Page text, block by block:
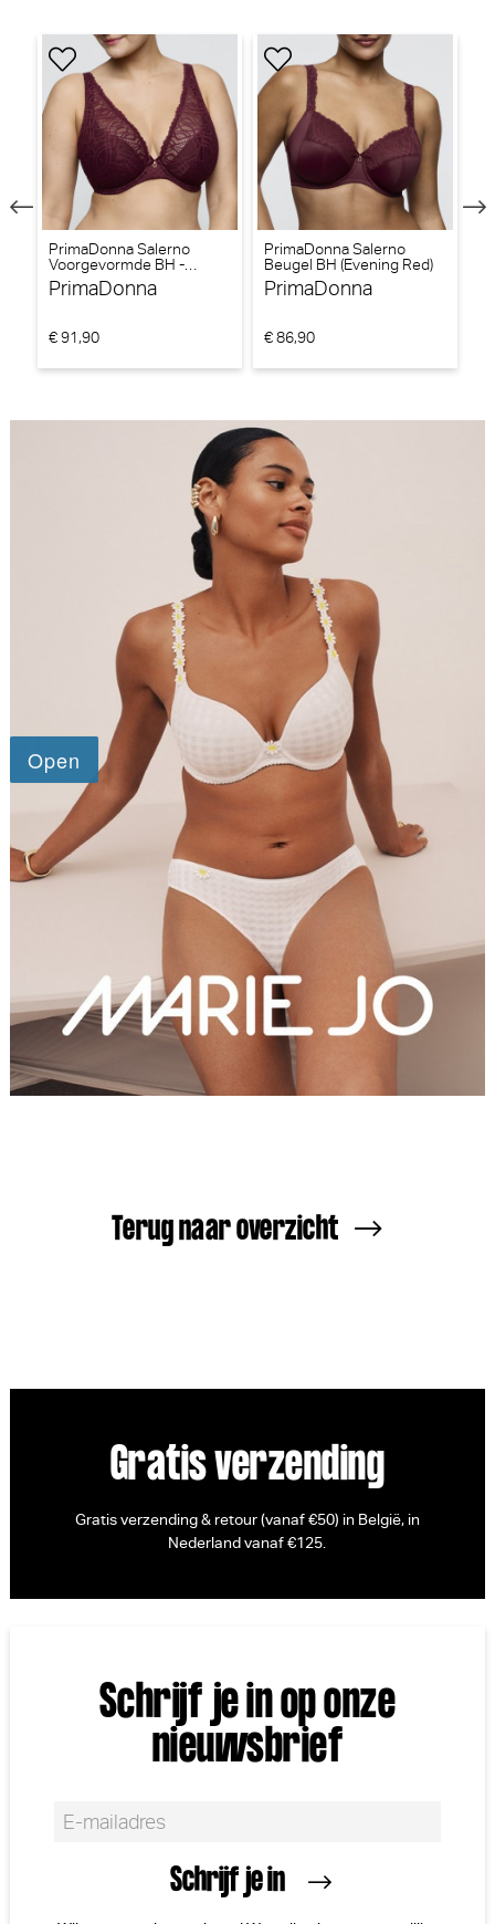
PrimaDonna Salerno
Voorgevormde BH -
Triangel BH (Evening Red)
PrimaDonna
€ 91,90
PrimaDonna Salerno
Beugel BH (Evening Red)
PrimaDonna
€ 86,90
Terug naar overzicht
Gratis verzending
Gratis verzending & retour (vanaf €50) in België, in
Nederland vanaf €125.
Schrijf je in op onze
nieuwsbrief